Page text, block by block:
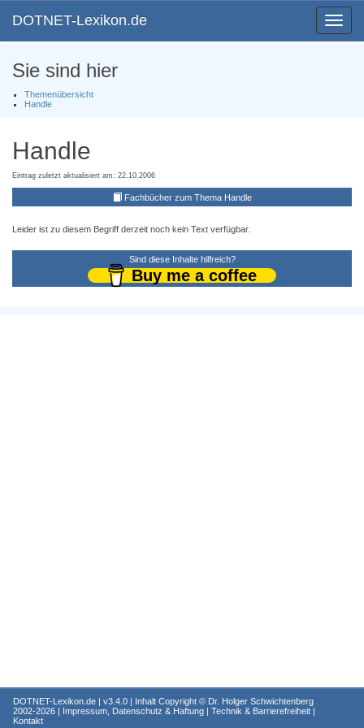
Toggle
DOTNET-Lexikon.de
Sie sind hier
Themenübersicht
Handle
Handle
Eintrag zuletzt aktualisiert am: 22.10.2006
Fachbücher zum Thema Handle
Leider ist zu diesem Begriff derzeit noch kein Text verfügbar.
Sind diese Inhalte hilfreich?
Buy me a coffee
DOTNET-Lexikon.de | v3.4.0 | Inhalt Copyright © Dr. Holger Schwichtenberg
2002-2026 | Impressum, Datenschutz & Haftung | Technik & Barrierefreiheit |
Kontakt